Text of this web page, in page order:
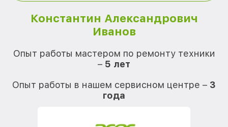
Константин Александрович
Иванов
Опыт работы мастером по ремонту техники
– 5 лет
Опыт работы в нашем сервисном центре – 3
года